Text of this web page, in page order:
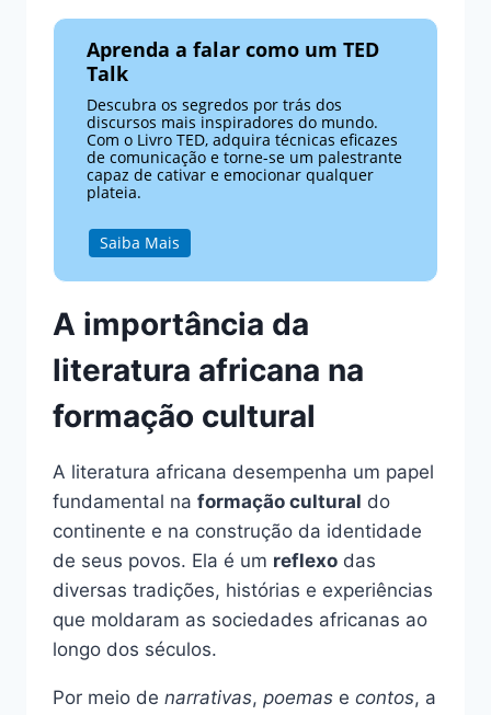
Aprenda a falar como um TED
Talk
Descubra os segredos por trás dos
discursos mais inspiradores do mundo.
Com o Livro TED, adquira técnicas eficazes
de comunicação e torne-se um palestrante
capaz de cativar e emocionar qualquer
plateia.
Saiba Mais
A importância da
literatura africana na
formação cultural
A literatura africana desempenha um papel
fundamental na formação cultural do
continente e na construção da identidade
de seus povos. Ela é um reflexo das
diversas tradições, histórias e experiências
que moldaram as sociedades africanas ao
longo dos séculos.
Por meio de narrativas, poemas e contos, a